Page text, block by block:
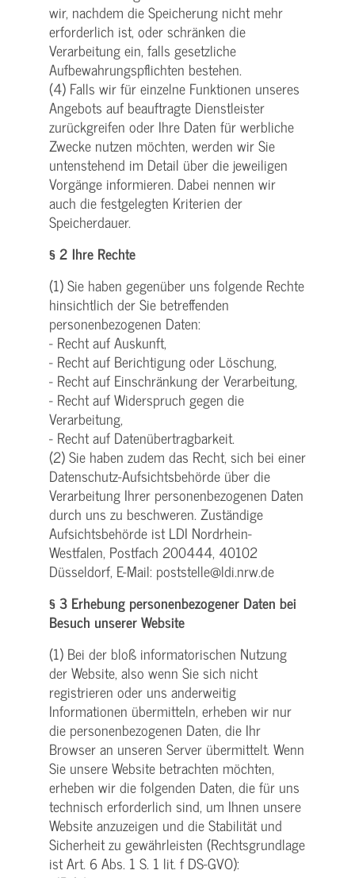
wir, nachdem die Speicherung nicht mehr
erforderlich ist, oder schränken die
Verarbeitung ein, falls gesetzliche
Aufbewahrungspflichten bestehen.
(4) Falls wir für einzelne Funktionen unseres
Angebots auf beauftragte Dienstleister
zurückgreifen oder Ihre Daten für werbliche
Zwecke nutzen möchten, werden wir Sie
untenstehend im Detail über die jeweiligen
Vorgänge informieren. Dabei nennen wir
auch die festgelegten Kriterien der
Speicherdauer.
§ 2 Ihre Rechte
(1) Sie haben gegenüber uns folgende Rechte
hinsichtlich der Sie betreffenden
personenbezogenen Daten:
- Recht auf Auskunft,
- Recht auf Berichtigung oder Löschung,
- Recht auf Einschränkung der Verarbeitung,
- Recht auf Widerspruch gegen die
Verarbeitung,
- Recht auf Datenübertragbarkeit.
(2) Sie haben zudem das Recht, sich bei einer
Datenschutz-Aufsichtsbehörde über die
Verarbeitung Ihrer personenbezogenen Daten
durch uns zu beschweren. Zuständige
Aufsichtsbehörde ist LDI Nordrhein-
Westfalen, Postfach 200444, 40102
Düsseldorf, E-Mail: poststelle@ldi.nrw.de
§ 3 Erhebung personenbezogener Daten bei
Besuch unserer Website
(1) Bei der bloß informatorischen Nutzung
der Website, also wenn Sie sich nicht
registrieren oder uns anderweitig
Informationen übermitteln, erheben wir nur
die personenbezogenen Daten, die Ihr
Browser an unseren Server übermittelt. Wenn
Sie unsere Website betrachten möchten,
erheben wir die folgenden Daten, die für uns
technisch erforderlich sind, um Ihnen unsere
Website anzuzeigen und die Stabilität und
Sicherheit zu gewährleisten (Rechtsgrundlage
ist Art. 6 Abs. 1 S. 1 lit. f DS-GVO):